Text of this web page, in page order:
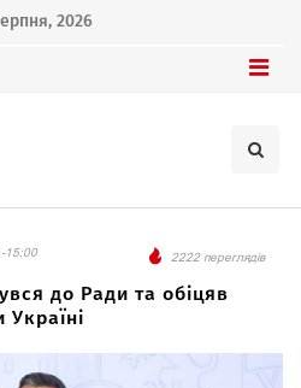
2026
15:00 2222 переглядів
до Ради та обіцяв